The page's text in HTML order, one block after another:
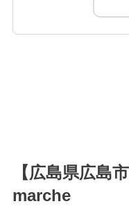
【広島県広島
marche